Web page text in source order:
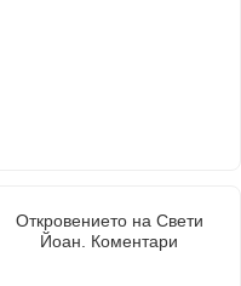
Откровението на Свети
Йоан. Коментари